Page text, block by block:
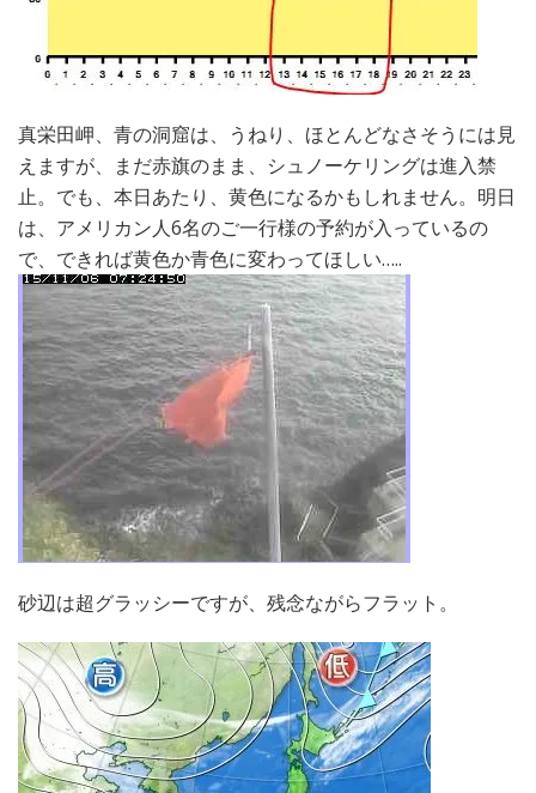
真栄田岬、青の洞窟は、うねり、ほとんどなさそうには見
えますが、まだ赤旗のまま、シュノーケリングは進入禁
止。でも、本日あたり、黄色になるかもしれません。明日
は、アメリカン人6名のご一行様の予約が入っているの
で、できれば黄色か青色に変わってほしい…..
砂辺は超グラッシーですが、残念ながらフラット。